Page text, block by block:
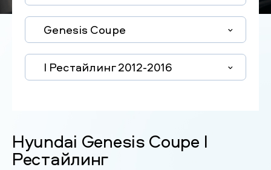
Genesis Coupe
I Рестайлинг 2012-2016
Hyundai Genesis Coupe I
Рестайлинг